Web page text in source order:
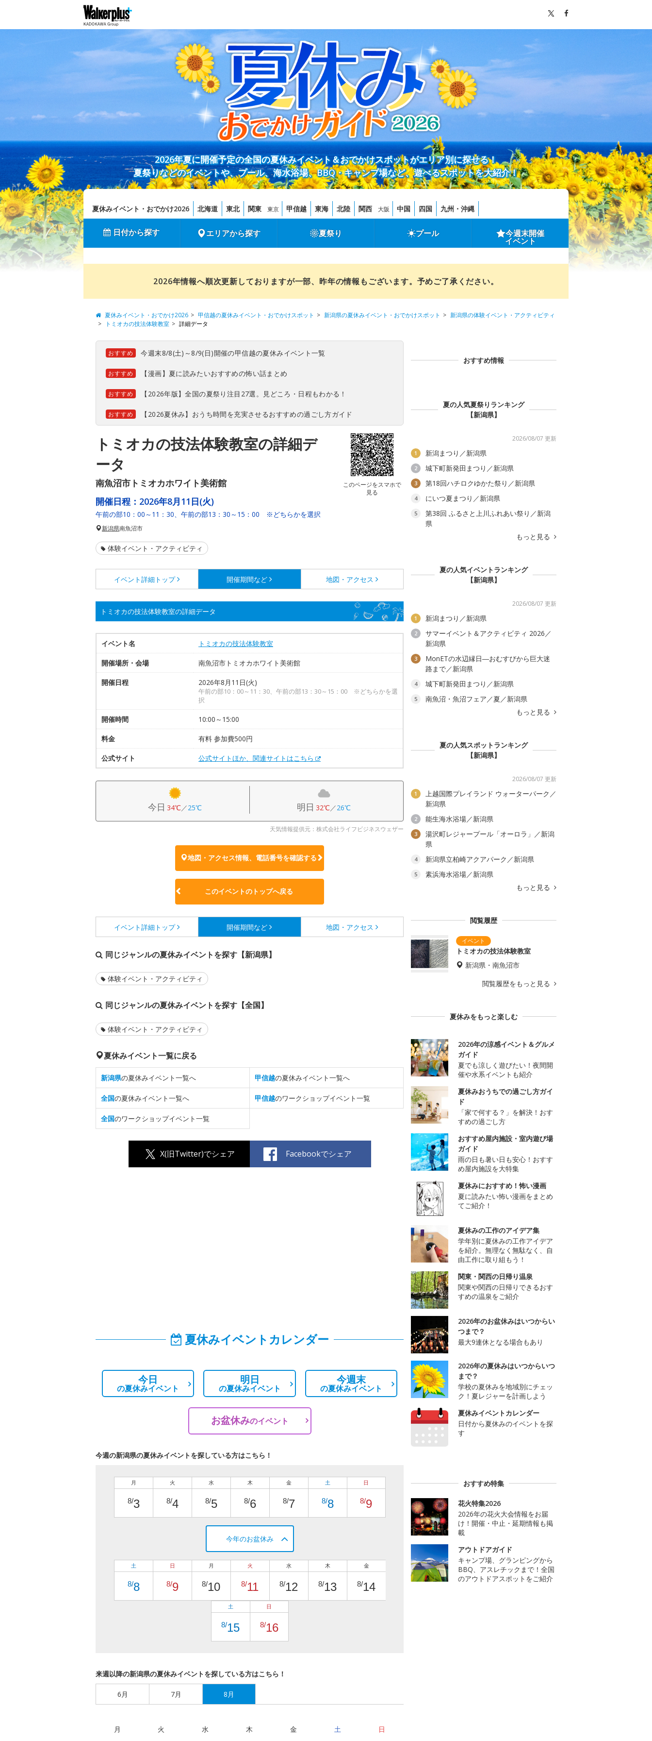
2026年夏に開催予定の全国の夏休みイベント＆おでかけスポットがエリア別に探せる！
夏祭りなどのイベントや、プール、海水浴場、BBQ・キャンプ場など、遊べるスポットを大紹介！
夏休みイベント・おでかけ2026 北海道 東北 関東 東京 甲信越 東海 北陸 関西 大阪 中国 四国 九州・沖縄
日付から探す エリアから探す 夏祭り プール 今週末開催
イベント
2026年情報へ順次更新しておりますが一部、昨年の情報もございます。予めご了承ください。
夏休みイベント・おでかけ2026 甲信越の夏休みイベント・おでかけスポット 新潟県の夏休みイベント・おでかけスポット
新潟県の体験イベント・アクティビティ
トミオカの技法体験教室
詳細データ
おすすめ 今週末8/8(土)～8/9(日)開催の甲信越の夏休みイベント一覧
おすすめ 【漫画】夏に読みたいおすすめの怖い話まとめ
おすすめ 【2026年版】全国の夏祭り注目27選。見どころ・日程もわかる！
おすすめ 【2026夏休み】おうち時間を充実させるおすすめの過ごし方ガイド
トミオカの技法体験教室の詳細デ
ータ
南魚沼市トミオカホワイト美術館
このページをスマホで
見る
開催日程： 2026年8月11日(火)
午前の部10：00～11：30、午前の部13：30～15：00 ※どちらかを選択
新潟県南魚沼市
体験イベント・アクティビティ
イベント詳細 トップ 開催期間など 地図・アクセス
トミオカの技法体験教室の詳細データ
イベント名 トミオカの技法体験教室
開催場所・会場 南魚沼市トミオカホワイト美術館
開催日程 2026年8月11日(火)
午前の部10：00～11：30、午前の部13：30～15：00 ※どちらかを選
択
開催時間 10:00～15:00
料金 有料 参加費500円
公式サイト 公式サイトほか、関連サイトはこちら
今日 34℃／25℃ 明日 32℃／26℃
天気情報提供元：株式会社ライフビジネスウェザー
地図・アクセス情報、電話番号を確認する
このイベントのトップへ戻る
イベント詳細 トップ 開催期間など 地図・アクセス
同じジャンルの夏休みイベントを探す【新潟県】
体験イベント・アクティビティ
同じジャンルの夏休みイベントを探す【全国】
体験イベント・アクティビティ
夏休みイベント一覧に戻る
新潟県の夏休みイベント一覧へ 甲信越の夏休みイベント一覧へ
全国の夏休みイベント一覧へ 甲信越のワークショップイベント一覧
全国のワークショップイベント一覧
X(旧Twitter)でシェア Facebookでシェア
夏休みイベントカレンダー
今日
の夏休みイベント
明日
の夏休みイベント
今週末
の夏休みイベント
お盆休みのイベント
今週の新潟県の夏休みイベントを探している方はこちら！
月
8/3
火
8/4
水
8/5
木
8/6
金
8/7
土
8/8
日
8/9
今年のお盆休み
土
8/8
日
8/9
月
8/10
火
8/11
水
8/12
木
8/13
金
8/14
土
8/15
日
8/16
来週以降の新潟県の夏休みイベントを探している方はこちら！
6月 7月 8月
月 火 水 木 金 土 日
おすすめ情報
夏の人気夏祭りランキング
【新潟県】
2026/08/07 更新
1 新潟まつり／新潟県
2 城下町新発田まつり／新潟県
3 第18回ハチロクゆかた祭り／新潟県
4 にいつ夏まつり／新潟県
5
第38回 ふるさと上川ふれあい祭り／新潟
県
もっと見る
夏の人気イベントランキング
【新潟県】
2026/08/07 更新
1 新潟まつり／新潟県
2
サマーイベント＆アクティビティ 2026／
新潟県
3
MonETの水辺縁日―おむすびから巨大迷
路まで／新潟県
4 城下町新発田まつり／新潟県
5
南魚沼・魚沼フェア／夏／新潟県
もっと見る
夏の人気スポットランキング
【新潟県】
2026/08/07 更新
1
上越国際プレイランド ウォーターパーク／
新潟県
2 能生海水浴場／新潟県
3
湯沢町レジャープール「オーロラ」／新潟
県
4 新潟県立柏崎アクアパーク／新潟県
5
素浜海水浴場／新潟県
もっと見る
閲覧履歴
トミオカの技法体験教室
新潟県・南魚沼市
閲覧履歴をもっと見る
夏休みをもっと楽しむ
2026年の涼感イベント＆グルメ
ガイド
夏でも涼しく遊びたい！夜間開
催や水系イベントも紹介
夏休みおうちでの過ごし方ガイ
ド
「家で何する？」を解決！おす
すめの過ごし方
おすすめ屋内施設・室内遊び場
ガイド
雨の日も暑い日も安心！おすす
め屋内施設を大特集
夏休みにおすすめ！怖い漫画
夏に読みたい怖い漫画をまとめ
てご紹介！
夏休みの工作のアイデア集
学年別に夏休みの工作アイデア
を紹介。無理なく無駄なく、自
由工作に取り組もう！
関東・関西の日帰り温泉
関東や関西の日帰りできるおす
すめの温泉をご紹介
2026年のお盆休みはいつからい
つまで？
最大9連休となる場合もあり
2026年の夏休みはいつからいつ
まで？
学校の夏休みを地域別にチェッ
ク！夏レジャーを計画しよう
夏休みイベントカレンダー
日付から夏休みのイベントを探
す
おすすめ特集
花火特集2026
2026年の花火大会情報をお届
け！開催・中止・延期情報も掲
載
アウトドアガイド
キャンプ場、グランピングから
BBQ、アスレチックまで！全国
のアウトドアスポットをご紹介